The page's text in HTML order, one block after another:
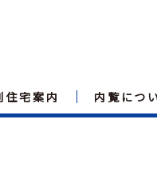
住宅案内 内覧につ